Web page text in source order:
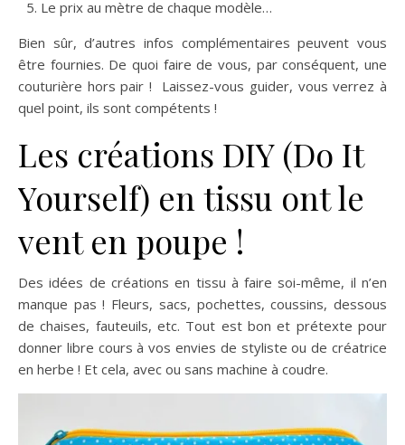
Le prix au mètre de chaque modèle…
Bien sûr, d’autres infos complémentaires peuvent vous
être fournies. De quoi faire de vous, par conséquent, une
couturière hors pair ! Laissez-vous guider, vous verrez à
quel point, ils sont compétents !
Les créations DIY (Do It
Yourself) en tissu ont le
vent en poupe !
Des idées de créations en tissu à faire soi-même, il n’en
manque pas ! Fleurs, sacs, pochettes, coussins, dessous
de chaises, fauteuils, etc. Tout est bon et prétexte pour
donner libre cours à vos envies de styliste ou de créatrice
en herbe ! Et cela, avec ou sans machine à coudre.